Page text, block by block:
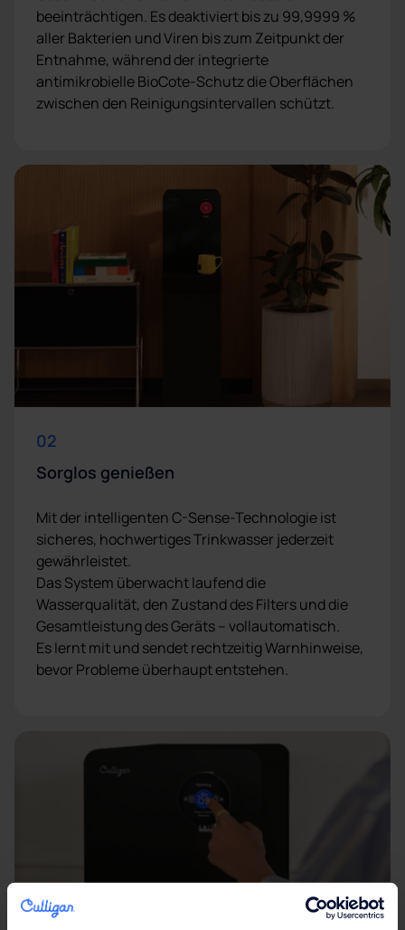
beeinträchtigen. Es deaktiviert bis zu 99,9999 %
aller Bakterien und Viren bis zum Zeitpunkt der
Entnahme, während der integrierte
antimikrobielle BioCote-Schutz die Oberflächen
zwischen den Reinigungsintervallen schützt.
02
Sorglos genießen
Mit der intelligenten C-Sense-Technologie ist
sicheres, hochwertiges Trinkwasser jederzeit
gewährleistet.
Das System überwacht laufend die
Wasserqualität, den Zustand des Filters und die
Gesamtleistung des Geräts – vollautomatisch.
Es lernt mit und sendet rechtzeitig Warnhinweise,
bevor Probleme überhaupt entstehen.